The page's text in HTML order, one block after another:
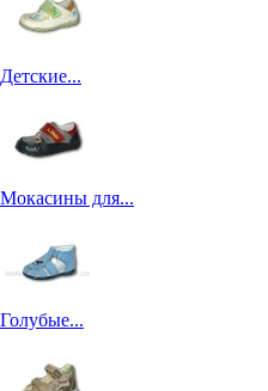
Детские...
Мокасины для...
Голубые...